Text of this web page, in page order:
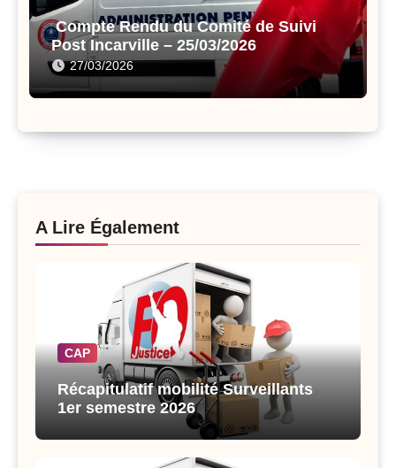
Compte Rendu du Comité de Suivi
Post Incarville – 25/03/2026
27/03/2026
A Lire Également
CAP
Récapitulatif mobilité Surveillants
1er semestre 2026